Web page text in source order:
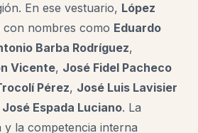
En ese vestuario, López
nombres como Eduardo
Barba Rodríguez,
Vicente, José Fidel Pacheco
Pérez, José Luis Lavisier
Espada Luciano. La
y la competencia interna